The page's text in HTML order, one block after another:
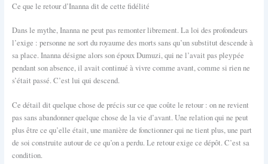
Ce que le retour d’Inanna dit de cette fidélité
Dans le mythe, Inanna ne peut pas remonter librement. La loi des profondeurs
l’exige : personne ne sort du royaume des morts sans qu’un substitut descende à
sa place. Inanna désigne alors son époux Dumuzi, qui ne l’avait pas pleурée
pendant son absence, il avait continué à vivre comme avant, comme si rien ne
s’était passé. C’est lui qui descend.
Ce détail dit quelque chose de précis sur ce que coûte le retour : on ne revient
pas sans abandonner quelque chose de la vie d’avant. Une relation qui ne peut
plus être ce qu’elle était, une manière de fonctionner qui ne tient plus, une part
de soi construite autour de ce qu’on a perdu. Le retour exige ce dépôt. C’est sa
condition.